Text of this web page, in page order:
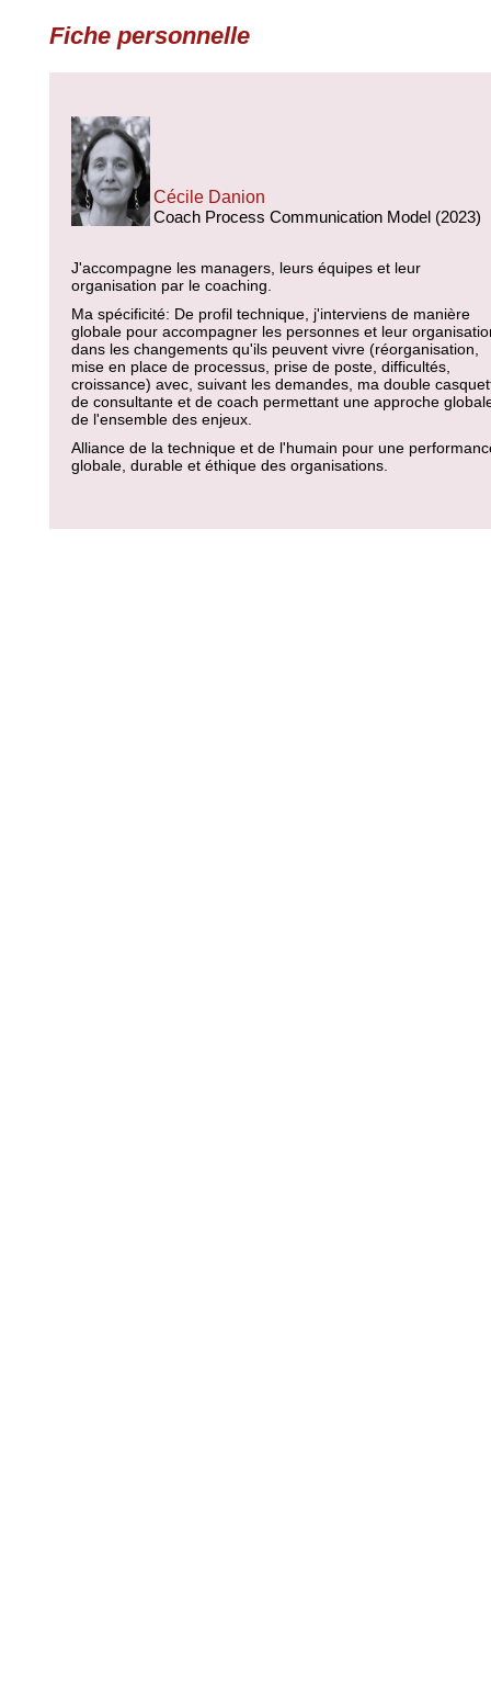
Fiche personnelle
Cécile Danion
Coach Process Communication Model (2023)
J'accompagne les managers, leurs équipes et leur
organisation par le coaching.
Ma spécificité: De profil technique, j'interviens de manière
globale pour accompagner les personnes et leur
dans les changements qu'ils peuvent vivre (réorganisation,
mise en place de processus, prise de poste, difficultés,
croissance) avec, suivant les demandes, ma double
de consultante et de coach permettant une approche
de l'ensemble des enjeux.
Alliance de la technique et de l'humain pour une
globale, durable et éthique des organisations.